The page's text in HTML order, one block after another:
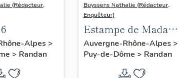
(Rédacteur,
Alpes>
> Randan
Buyssens Nathalie (Rédacteur,
Enquêteur)
Estampe de Madame
Delpech - sans titre
(portrait d'Adélaïde
d'Orléans), n° 7
Auvergne-Rhône-Alpes>
Puy-de-Dôme > Randan